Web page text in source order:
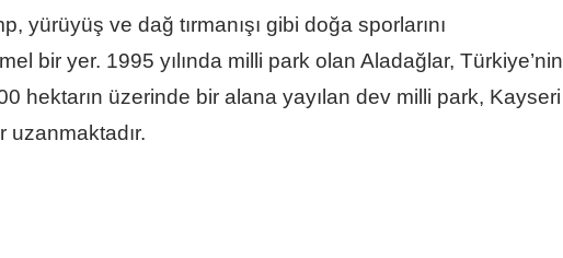
yürüyüş ve dağ tırmanışı gibi doğa sporlarını
bir yer. 1995 yılında milli park olan Aladağlar, Türkiye’nin
hektarın üzerinde bir alana yayılan dev milli park, Kayseri
uzanmaktadır.